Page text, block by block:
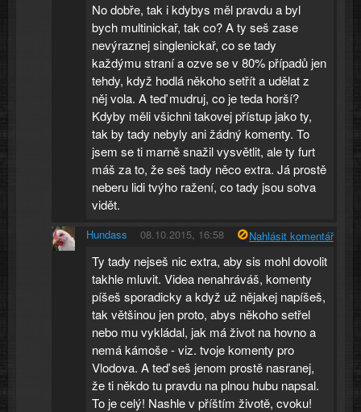
No dobře, tak i kdybys měl pravdu a byl
bych multinickař, tak co? A ty seš zase
nevýraznej singlenickař, co se tady
každýmu straní a ozve se v 80% případů jen
tehdy, když hodlá někoho setřít a udělat z
něj vola. A teď mudruj, co je teda horší?
Kdyby měli všichni takovej přístup jako ty,
tak by tady nebyly ani žádný komenty. To
jsem se ti marně snažil vysvětlit, ale ty furt
máš za to, že seš tady něco extra. Já prostě
neberu lidi tvýho ražení, co tady jsou sotva
vidět.
Hundass 08.10.2015, 16:58 Nahlásit komentář
Ty tady nejseš nic extra, aby sis mohl dovolit
takhle mluvit. Videa nenahráváš, komenty
píšeš sporadicky a když už nějakej napíšeš,
tak většinou jen proto, abys někoho setřel
nebo mu vykládal, jak má život na hovno a
nemá kámoše - viz. tvoje komenty pro
Vlodova. A teď seš jenom prostě nasranej,
že ti někdo tu pravdu na plnou hubu napsal.
To je celý! Nashle v příštím životě, cvoku!